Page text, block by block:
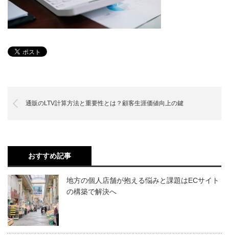
通販のLTV計算方法と重要性とは？顧客生涯価値向上の鍵
おすすめ記事
地方の個人店舗が抱える悩みと課題はECサイト
の構築で解決へ